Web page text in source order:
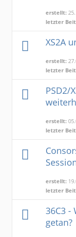
erstellt:
letzter
XS2A
erstellt:
letzter
PSD2/
erstellt:
letzter
erstellt:
letzter
36C3 -
getan?